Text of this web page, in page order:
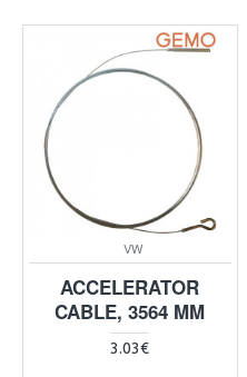
VW
ACCELERATOR
CABLE, 3564 MM
3.03€